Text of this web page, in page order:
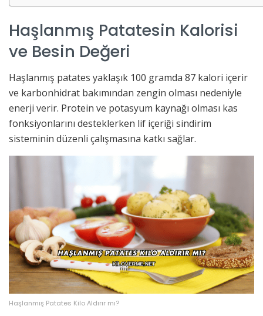
Haşlanmış Patatesin Kalorisi
ve Besin Değeri
Haşlanmış patates yaklaşık 100 gramda 87 kalori içerir
ve karbonhidrat bakımından zengin olması nedeniyle
enerji verir. Protein ve potasyum kaynağı olması kas
fonksiyonlarını desteklerken lif içeriği sindirim
sisteminin düzenli çalışmasına katkı sağlar.
Haşlanmış Patates Kilo Aldırır mı?